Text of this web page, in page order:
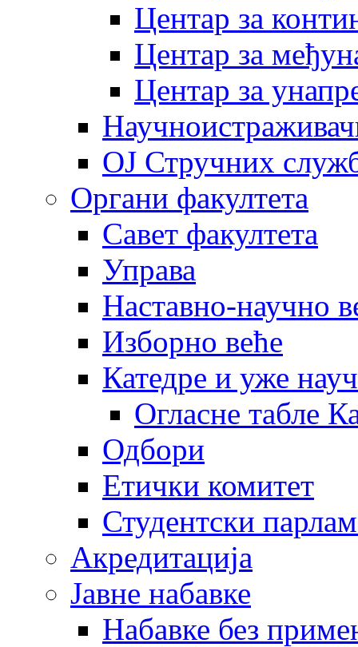
Центар за
Центар за
Центар за
OJ Стручних
Органи факултета
Савет факултета
Управа
Наставно-научно
Изборно веће
Катедре и уже
Огласне табле
Одбори
Етички комитет
Студентски
Акредитација
Јавне набавке
Набавке без